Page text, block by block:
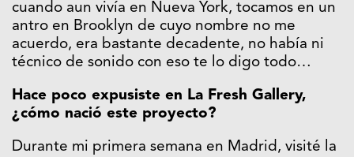
cuando aun vivía en Nueva York, tocamos en un
antro en Brooklyn de cuyo nombre no me
acuerdo, era bastante decadente, no había ni
técnico de sonido con eso te lo digo todo…
Hace poco expusiste en La Fresh Gallery,
¿cómo nació este proyecto?
Durante mi primera semana en Madrid, visité la